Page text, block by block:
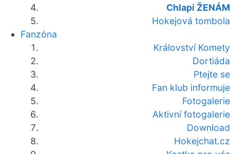
Chlapi ŽENÁM
Hokejová tombola
Fanzóna
Království Komety
Dortiáda
Ptejte se
Fan klub informuje
Fotogalerie
Aktivní fotogalerie
Download
Hokejchat.cz